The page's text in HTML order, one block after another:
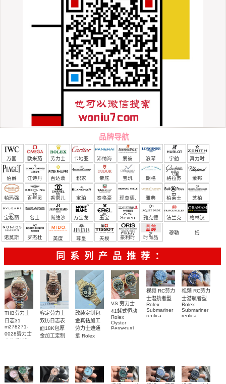
品牌导航
万国 欧米茄 劳力士 卡地亚 沛纳海 爱彼 浪琴 宇舶
（恒
宝）
真力时
伯爵 江诗丹
顿
百达翡
丽
积家 帝舵 宝玑 朗格 格拉苏
蒂
萧邦
帕玛强
尼
百年灵 香奈儿 宝珀 泰格豪
雅
理查德.
米勒
雅典 柏莱士 芝柏
宝格丽 名士 尚维沙 万宝龙 玉宝 Seven
Friday
雅克德
罗
法兰克
穆勒
格林汉
姆
诺莫斯
罗杰杜 美度 尊皇 天梭 豪利时 时尚品
牌/原单
同系列产品推荐：
THB劳力士
日志31
m278271-
0028勞力士
客定劳力士
双历日志表
面18K包厚
金加工定制
watch
改装定制包
金真钻加工
劳力士迪通
拿 Rolex
diamonds
m126508-
0003腕表
VS 劳力士
41蚝式恒动
Rolex
Oyster
Perpetual
视频 RC劳力
士潜航者型
Rolex
Submariner
replica
视频 RC劳力
士潜航者型
Rolex
Submariner
replica